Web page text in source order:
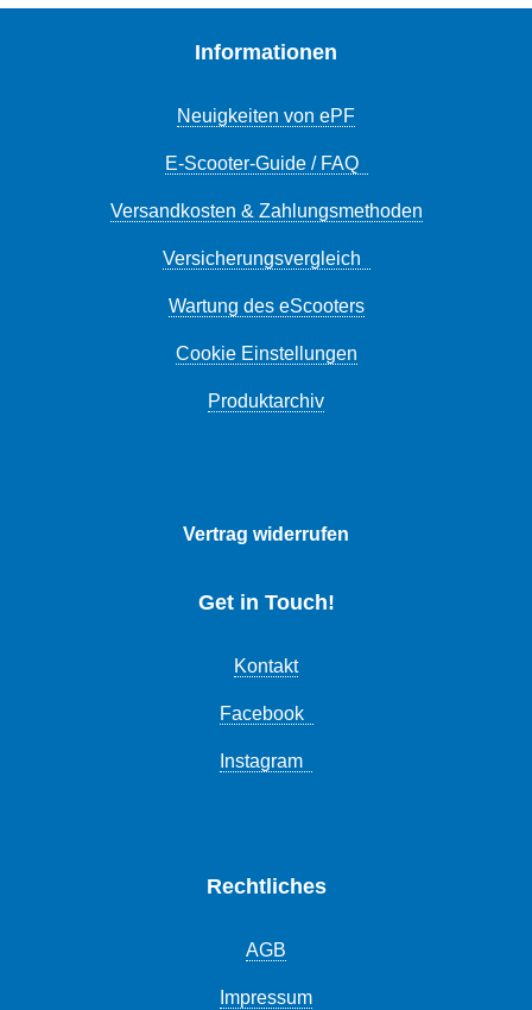
Informationen
Neuigkeiten von ePF
E-Scooter-Guide / FAQ
Versandkosten & Zahlungsmethoden
Versicherungsvergleich
Wartung des eScooters
Cookie Einstellungen
Produktarchiv
Vertrag widerrufen
Get in Touch!
Kontakt
Facebook
Instagram
Rechtliches
AGB
Impressum